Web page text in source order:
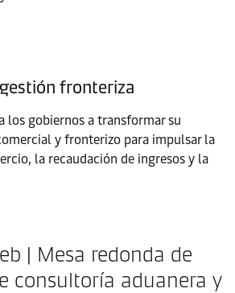
fronteriza
los gobiernos a transformar su
y fronterizo para impulsar la
la recaudación de ingresos y la
| Mesa redonda de
consultoría aduanera y